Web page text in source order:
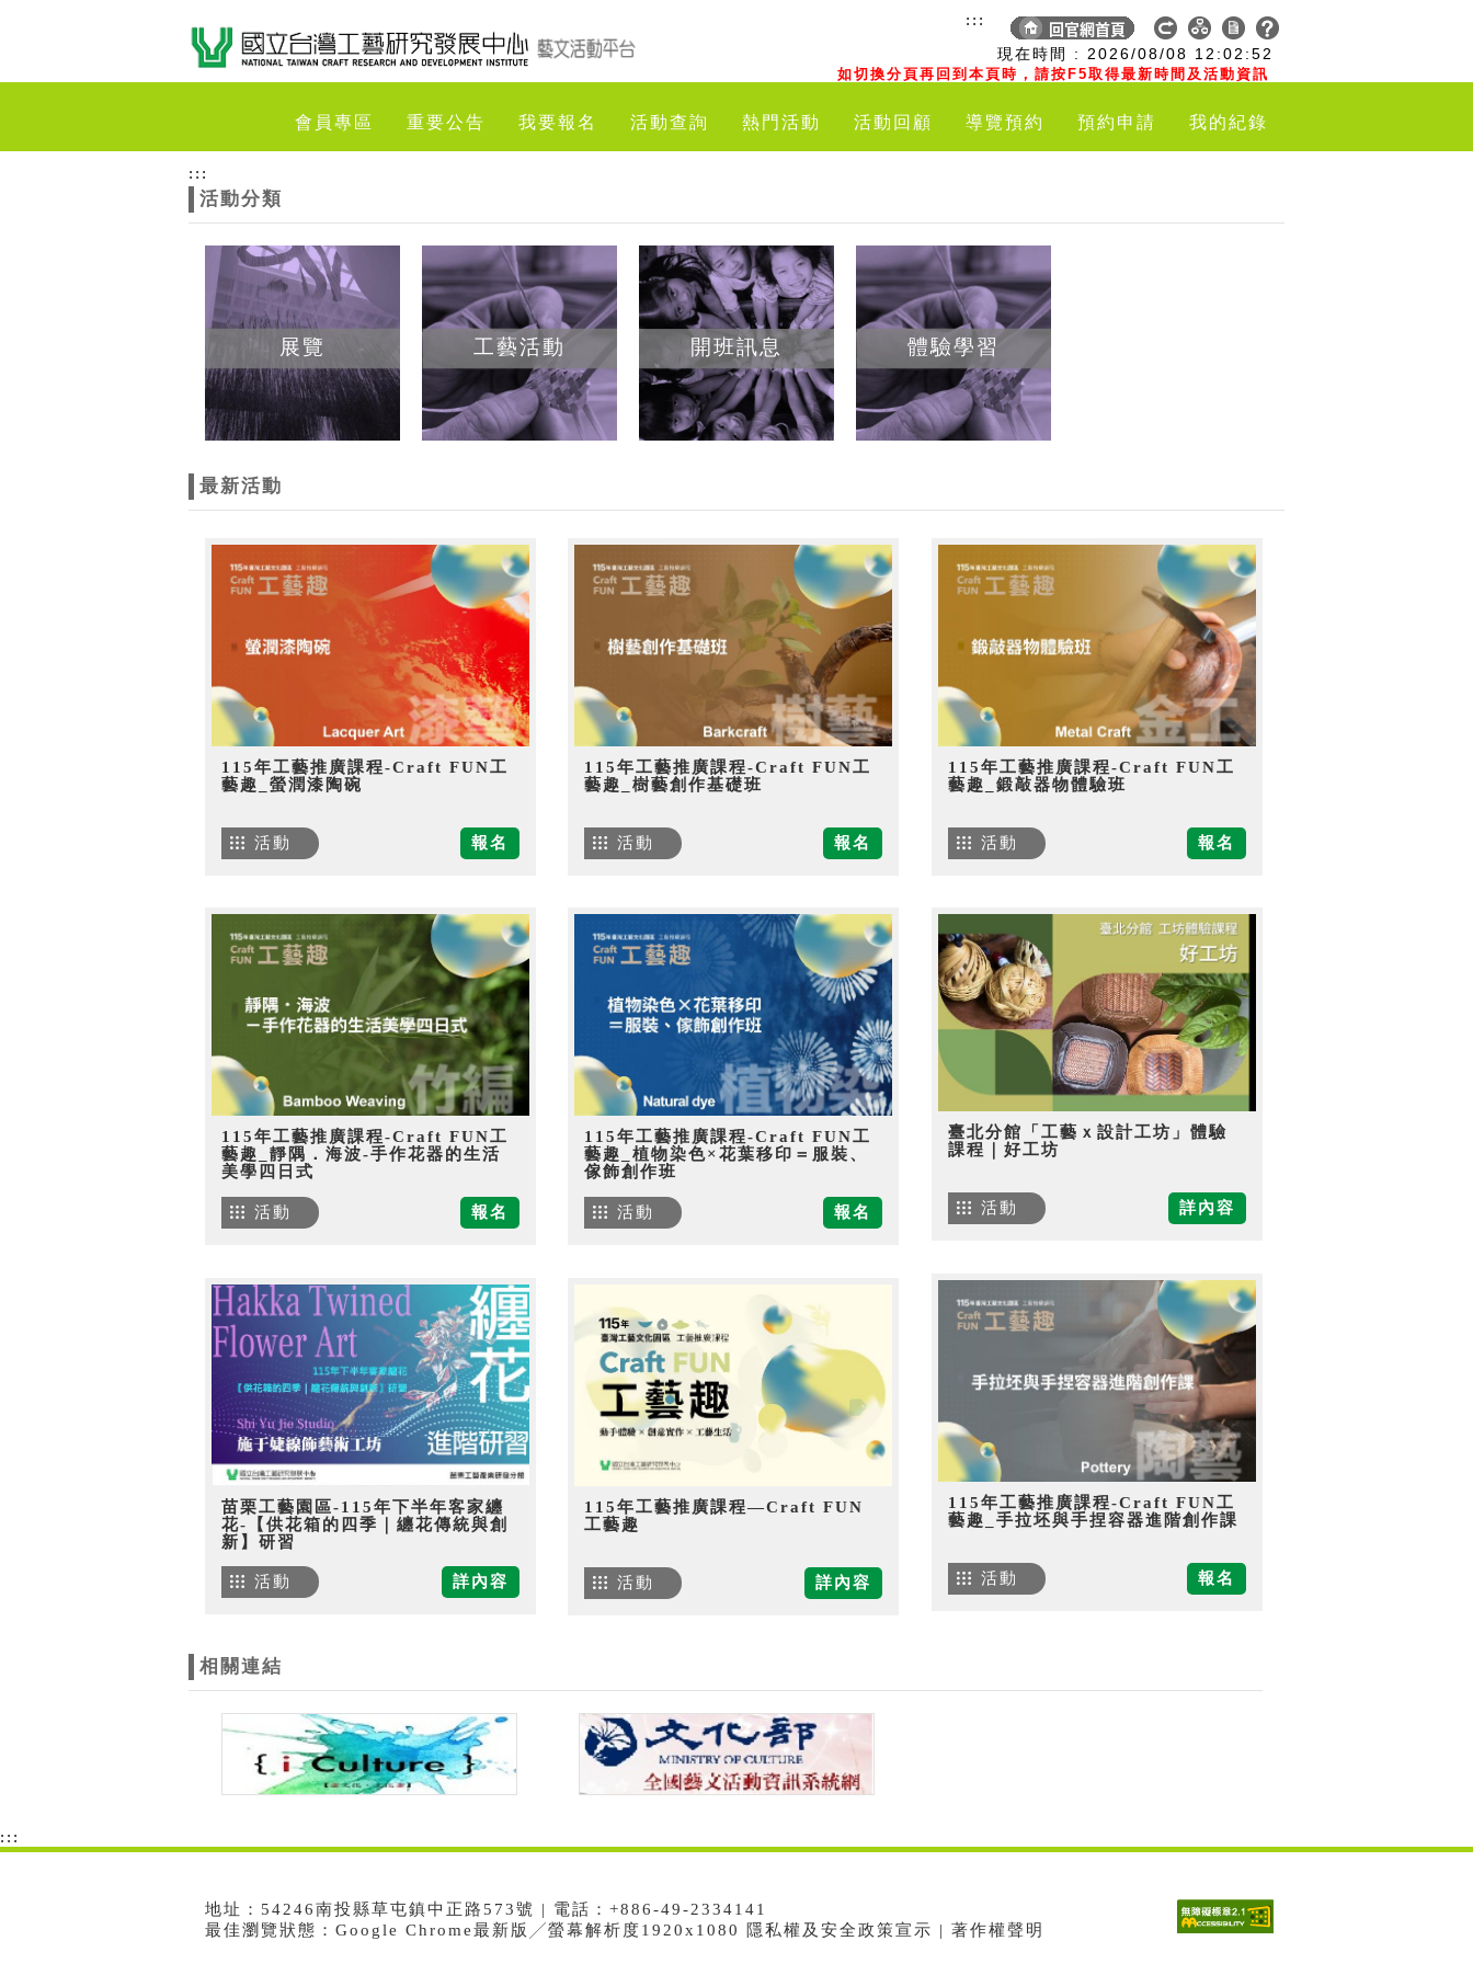
現在時間 : 2026/08/08 12:02:53
如切換分頁再回到本頁時，請按F5取得最新時間及活動資訊
:::
會員專區 重要公告 我要報名 活動查詢 熱門活動 活動回顧 導覽預約 預約申請 我的紀錄
:::
活動分類
展覽 工藝活動 開班訊息 體驗學習
最新活動
115年工藝推廣課程-Craft FUN工
藝趣_螢潤漆陶碗
報名
活動
115年工藝推廣課程-Craft FUN工
藝趣_樹藝創作基礎班
報名
活動
115年工藝推廣課程-Craft FUN工
藝趣_鍛敲器物體驗班
報名
活動
115年工藝推廣課程-Craft FUN工
藝趣_靜隅．海波-手作花器的生活
美學四日式
報名
活動
115年工藝推廣課程-Craft FUN工
藝趣_植物染色×花葉移印＝服裝、
傢飾創作班
報名
活動
臺北分館「工藝ｘ設計工坊」體驗
課程｜好工坊
詳內容
活動
115年工藝推廣課程-Craft FUN工
藝趣_手拉坯與手捏容器進階創作課
報名
活動
苗栗工藝園區-115年下半年客家纏
花-【供花箱的四季｜纏花傳統與創
新】研習
詳內容
活動
115年工藝推廣課程—Craft FUN
工藝趣
詳內容
活動
相關連結
:::
地址：54246南投縣草屯鎮中正路573號 | 電話：+886-49-2334141
最佳瀏覽狀態：Google Chrome最新版╱螢幕解析度1920x1080 隱私權及安全政策宣示 | 著作權聲明